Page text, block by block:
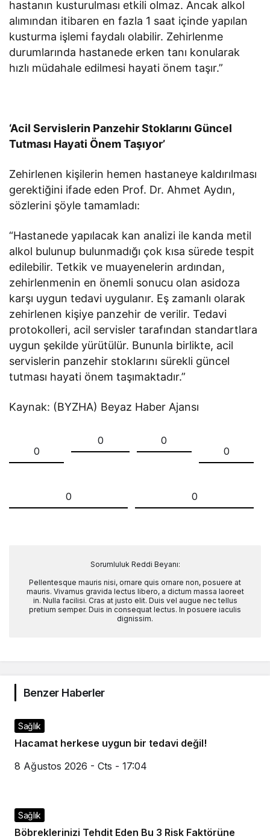
hastanın kusturulması etkili olmaz. Ancak alkol
alımından itibaren en fazla 1 saat içinde yapılan
kusturma işlemi faydalı olabilir. Zehirlenme
durumlarında hastanede erken tanı konularak
hızlı müdahale edilmesi hayati önem taşır.”
‘Acil Servislerin Panzehir Stoklarını Güncel
Tutması Hayati Önem Taşıyor’
Zehirlenen kişilerin hemen hastaneye kaldırılması
gerektiğini ifade eden Prof. Dr. Ahmet Aydın,
sözlerini şöyle tamamladı:
“Hastanede yapılacak kan analizi ile kanda metil
alkol bulunup bulunmadığı çok kısa sürede tespit
edilebilir. Tetkik ve muayenelerin ardından,
zehirlenmenin en önemli sonucu olan asidoza
karşı uygun tedavi uygulanır. Eş zamanlı olarak
zehirlenen kişiye panzehir de verilir. Tedavi
protokolleri, acil servisler tarafından standartlara
uygun şekilde yürütülür. Bununla birlikte, acil
servislerin panzehir stoklarını sürekli güncel
tutması hayati önem taşımaktadır.”
Kaynak: (BYZHA) Beyaz Haber Ajansı
0
0
0
0
0 0
Sorumluluk Reddi Beyanı:
Pellentesque mauris nisi, ornare quis ornare non, posuere at
mauris. Vivamus gravida lectus libero, a dictum massa laoreet
in. Nulla facilisi. Cras at justo elit. Duis vel augue nec tellus
pretium semper. Duis in consequat lectus. In posuere iaculis
dignissim.
Benzer Haberler
Sağlık
Hacamat herkese uygun bir tedavi değil!
8 Ağustos 2026 - Cts - 17:04
Sağlık
Böbreklerinizi Tehdit Eden Bu 3 Risk Faktörüne